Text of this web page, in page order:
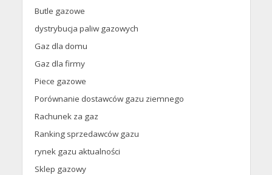
Butle gazowe
dystrybucja paliw gazowych
Gaz dla domu
Gaz dla firmy
Piece gazowe
Porównanie dostawców gazu ziemnego
Rachunek za gaz
Ranking sprzedawców gazu
rynek gazu aktualności
Sklep gazowy